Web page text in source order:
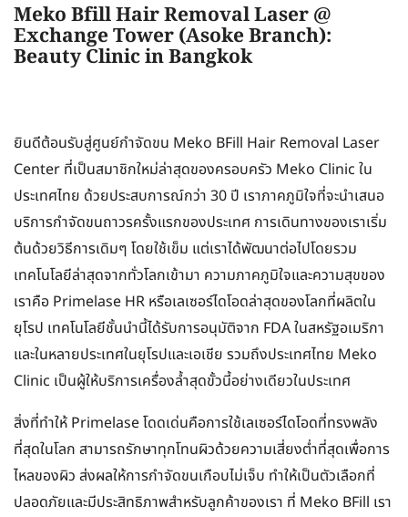
Meko Bfill Hair Removal Laser @
Exchange Tower (Asoke Branch):
Beauty Clinic in Bangkok
ยินดีต้อนรับสู่ศูนย์กำจัดขน Meko BFill Hair Removal Laser
Center ที่เป็นสมาชิกใหม่ล่าสุดของครอบครัว Meko Clinic ใน
ประเทศไทย ด้วยประสบการณ์กว่า 30 ปี เราภาคภูมิใจที่จะนำเสนอ
บริการกำจัดขนถาวรครั้งแรกของประเทศ การเดินทางของเราเริ่ม
ต้นด้วยวิธีการเดิมๆ โดยใช้เข็ม แต่เราได้พัฒนาต่อไปโดยรวม
เทคโนโลยีล่าสุดจากทั่วโลกเข้ามา ความภาคภูมิใจและความสุขของ
เราคือ Primelase HR หรือเลเซอร์ไดโอดล่าสุดของโลกที่ผลิตใน
ยุโรป เทคโนโลยีชั้นนำนี้ได้รับการอนุมัติจาก FDA ในสหรัฐอเมริกา
และในหลายประเทศในยุโรปและเอเชีย รวมถึงประเทศไทย Meko
Clinic เป็นผู้ให้บริการเครื่องล้ำสุดขั้วนี้อย่างเดียวในประเทศ
สิ่งที่ทำให้ Primelase โดดเด่นคือการใช้เลเซอร์ไดโอดที่ทรงพลัง
ที่สุดในโลก สามารถรักษาทุกโทนผิวด้วยความเสี่ยงต่ำที่สุดเพื่อการ
ไหลของผิว ส่งผลให้การกำจัดขนเกือบไม่เจ็บ ทำให้เป็นตัวเลือกที่
ปลอดภัยและมีประสิทธิภาพสำหรับลูกค้าของเรา ที่ Meko BFill เรา